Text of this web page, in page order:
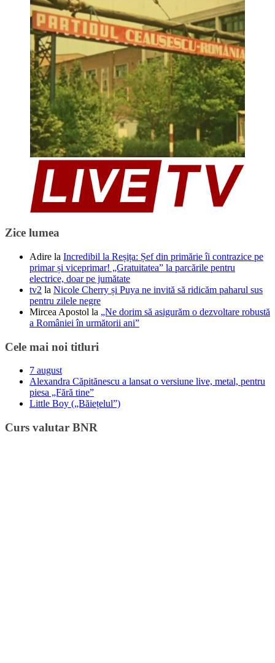
Zice lumea
Adire la Incredibil la Reșița: Șef din primărie îi contrazice pe
primar și viceprimar! „Gratuitatea” la parcările pentru
electrice, doar pe jumătate
tv2 la Nicole Cherry și Puya ne invită să ridicăm paharul sus
pentru zilele negre
Mircea Apostol la „Ne dorim să asigurăm o dezvoltare robustă
a României în următorii ani”
Cele mai noi titluri
7 august
Alexandra Căpitănescu a lansat o versiune live, metal, pentru
piesa „Fără tine”
Little Boy („Băiețelul”)
Curs valutar BNR